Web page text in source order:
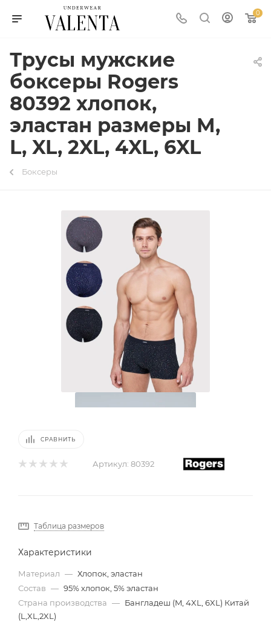
0
Трусы мужские
боксеры Rogers
80392 хлопок,
эластан размеры M,
L, XL, 2XL, 4XL, 6XL
Боксеры
СРАВНИТЬ
Артикул: 80392
Таблица размеров
Характеристики
Материал — Хлопок, эластан
Состав — 95% хлопок, 5% эластан
Страна производства — Бангладеш (M, 4XL, 6XL) Китай
(L,XL,2XL)